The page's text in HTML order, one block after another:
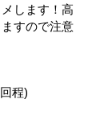
します！高
すので注意
程)